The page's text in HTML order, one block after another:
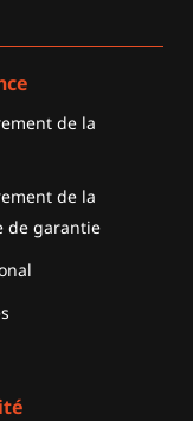
de la
de la
de garantie